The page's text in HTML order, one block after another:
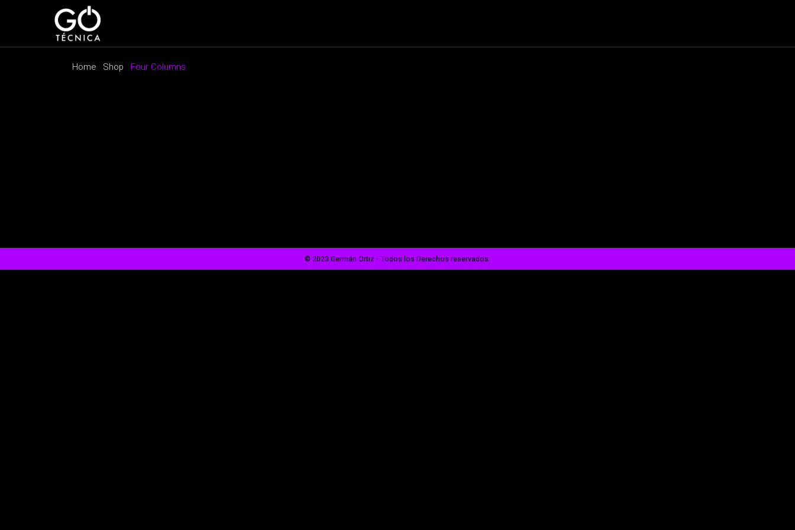
Home Shop Four Columns
© 2023 Germán Ortiz - Todos los Derechos reservados.